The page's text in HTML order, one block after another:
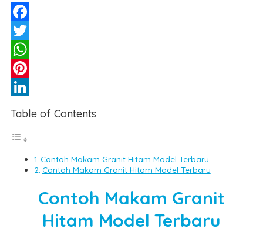
Facebook
Twitter
WhatsApp
Pinterest
Table of Contents
Contoh Makam Granit Hitam Model Terbaru
Contoh Makam Granit Hitam Model Terbaru
Contoh Makam Granit
Hitam Model Terbaru